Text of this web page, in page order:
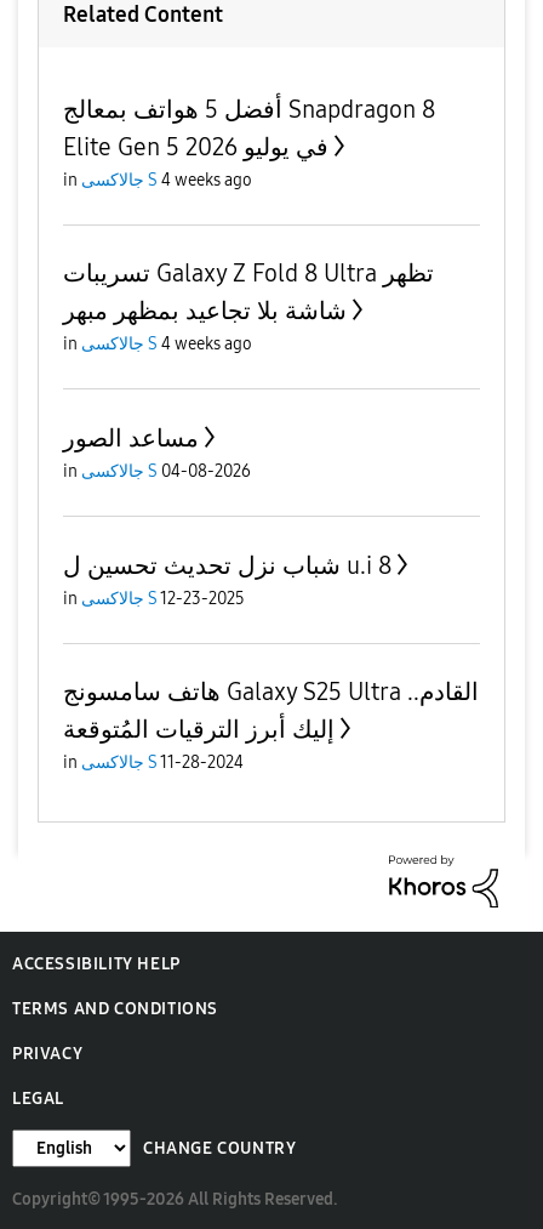
Related Content
أفضل 5 هواتف بمعالج Snapdragon 8
Elite Gen 5 في يوليو 2026
in جالاكسى S 4 weeks ago
تسريبات Galaxy Z Fold 8 Ultra تظهر
شاشة بلا تجاعيد بمظهر مبهر
in جالاكسى S 4 weeks ago
مساعد الصور
in جالاكسى S 04-08-2026
شباب نزل تحديث تحسين ل u.i 8
in جالاكسى S12-23-2025
هاتف سامسونج Galaxy S25 Ultra القادم..
إليك أبرز الترقيات المُتوقعة
in جالاكسى S11-28-2024
ACCESSIBILITY HELP
TERMS AND CONDITIONS
PRIVACY
LEGAL
CHANGE COUNTRY
Copyright© 1995-2026 All Rights Reserved.